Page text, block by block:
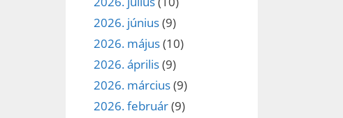
2026. június(9)
2026. május(10)
2026. április(9)
2026. március(9)
2026. február(9)